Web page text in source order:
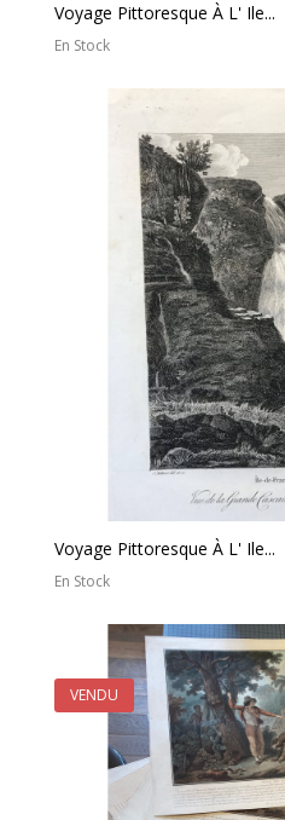
Voyage Pittoresque À L' Ile...
En Stock
Voyage Pittoresque À L' Ile...
En Stock
VENDU